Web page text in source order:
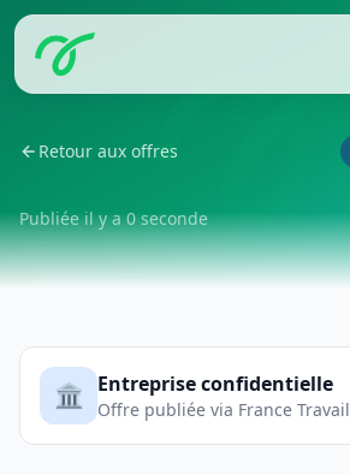
Retour aux offres
Publiée il y a 0 seconde
🏛️ Entreprise confidentielle
Offre publiée via France Travail